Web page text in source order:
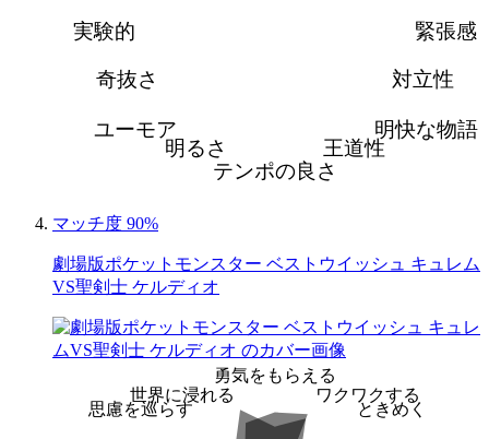
緊張感
対立性
明快な物語
王道性
テンポの良さ
明るさ
ユーモア
奇抜さ
実験的
マッチ度 90%
劇場版ポケットモンスター ベストウイッシュ キュレム
VS聖剣士 ケルディオ
勇気をもらえる
ワクワクする
ときめく
思慮を巡らす
世界に浸れる